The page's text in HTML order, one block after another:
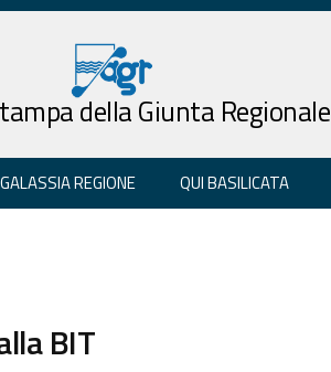
della Giunta Regionale
GALASSIA REGIONE QUI BASILICATA
BIT